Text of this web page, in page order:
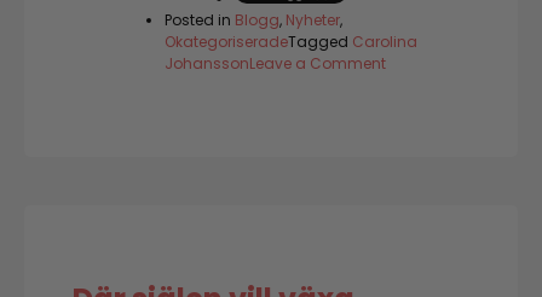
Posted in Blogg, Nyheter,
OkategoriseradeTagged Carolina
JohanssonLeave a Commenton